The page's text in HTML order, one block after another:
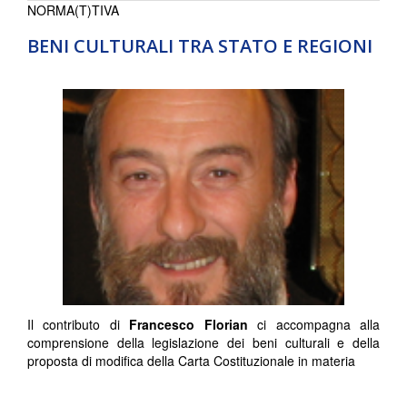
BENI CULTURALI TRA STATO E REGIONI
NORMA(T)TIVA
Il contributo di Francesco Florian ci accompagna alla
comprensione della legislazione dei beni culturali e della
proposta di modifica della Carta Costituzionale in materia